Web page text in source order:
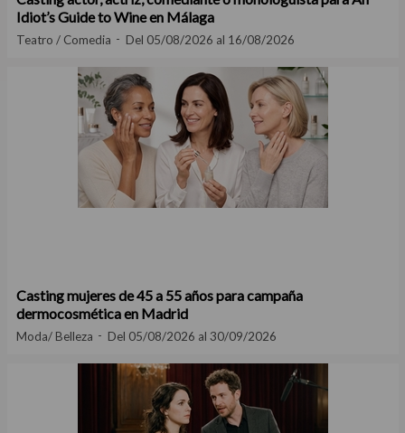
Idiot’s Guide to Wine en Málaga
Teatro / Comedia Del 05/08/2026 al 16/08/2026
Casting mujeres de 45 a 55 años para campaña
dermocosmética en Madrid
Moda/ Belleza Del 05/08/2026 al 30/09/2026